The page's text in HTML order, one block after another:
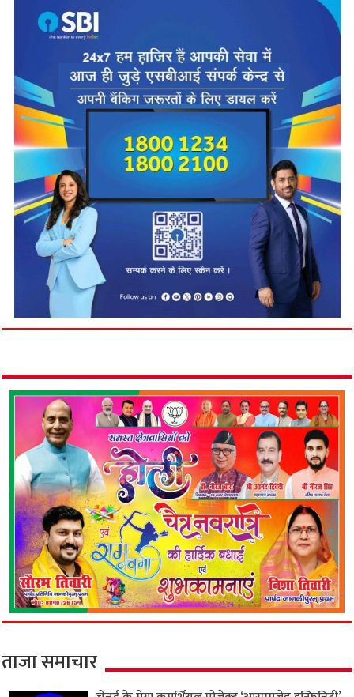
ताजा समाचार